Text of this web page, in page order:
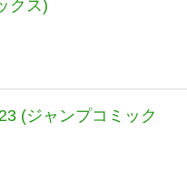
クス)
(ジャンプコミック